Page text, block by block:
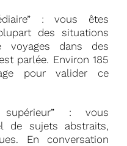
: vous êtes
des situations
voyages dans des
parlée. Environ 185
pour valider ce
supérieur” : vous
de sujets abstraits,
En conversation